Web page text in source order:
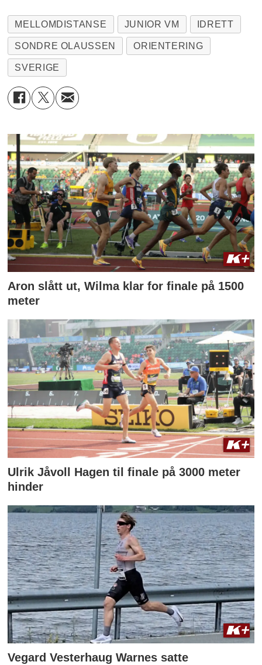
MELLOMDISTANSE JUNIOR VM IDRETT
SONDRE OLAUSSEN ORIENTERING
SVERIGE
Aron slått ut, Wilma klar for finale på 1500
meter
Ulrik Jåvoll Hagen til finale på 3000 meter
hinder
Vegard Vesterhaug Warnes satte